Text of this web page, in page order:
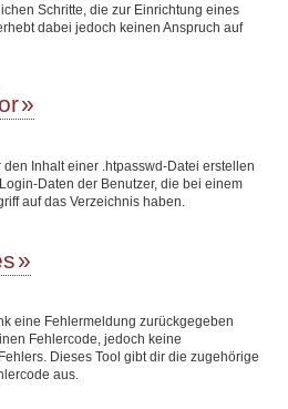
Schritte, die zur Einrichtung eines
dabei jedoch keinen Anspruch auf
Inhalt einer .htpasswd-Datei erstellen
Daten der Benutzer, die bei einem
auf das Verzeichnis haben.
eine Fehlermeldung zurückgegeben
Fehlercode, jedoch keine
Dieses Tool gibt dir die zugehörige
aus.